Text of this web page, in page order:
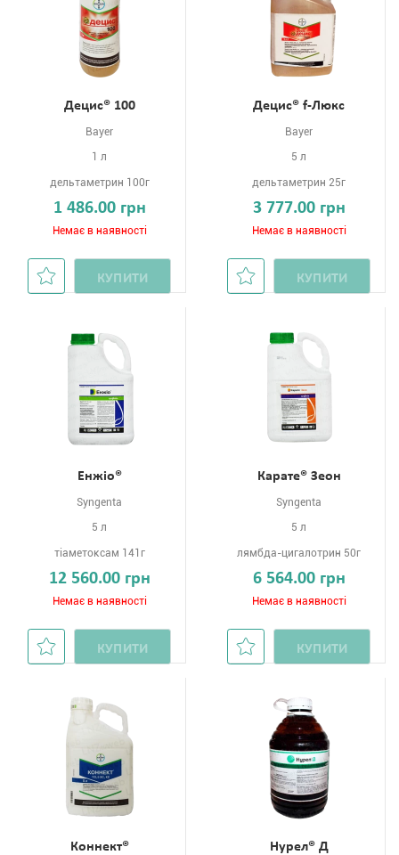
Децис® 100
Bayer
1 л
дельтаметрин 100г
1 486.00 грн
Немає в наявності
КУПИТИ
Децис® f-Люкс
Bayer
5 л
дельтаметрин 25г
3 777.00 грн
Немає в наявності
КУПИТИ
Енжіо®
Syngenta
5 л
тіаметоксам 141г
12 560.00 грн
Немає в наявності
КУПИТИ
Карате® Зеон
Syngenta
5 л
лямбда-цигалотрин 50г
6 564.00 грн
Немає в наявності
КУПИТИ
Коннект® Нурел® Д